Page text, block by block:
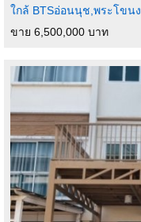
ใกล้ BTSอ่อนนุช,พระโขนง
ขาย 6,500,000 บาท